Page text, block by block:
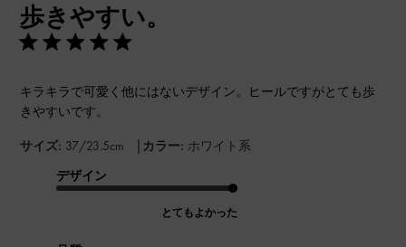
歩きやすい。
キラキラで可愛く他にはないデザイン。ヒールですがとても歩
きやすいです。
サイズ: 37/23.5cm | カラー: ホワイト系
デザイン
とてもよかった